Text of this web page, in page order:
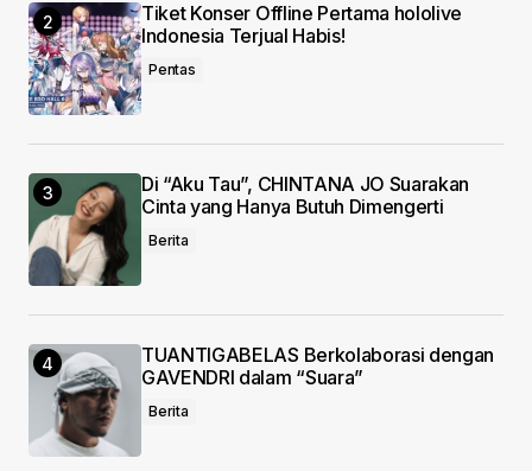
Tiket Konser Offline Pertama hololive
Indonesia Terjual Habis!
Pentas
Di “Aku Tau”, CHINTANA JO Suarakan
Cinta yang Hanya Butuh Dimengerti
Berita
TUANTIGABELAS Berkolaborasi dengan
GAVENDRI dalam “Suara”
Berita